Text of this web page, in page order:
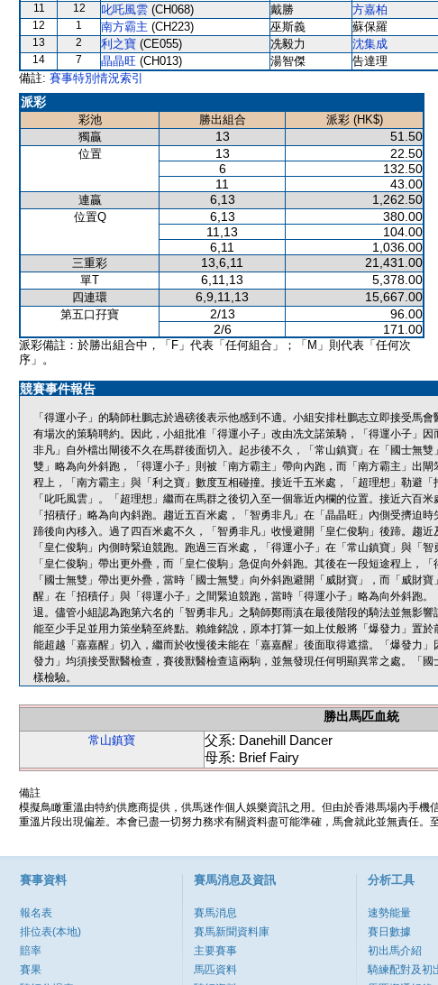
11
12 叱吒風雲 (CH068) 戴勝 方嘉柏
12
1 南方霸主 (CH223) 巫斯義 蘇保羅
13
2 利之寶 (CE055) 冼毅力 沈集成
14
7 晶晶旺 (CH013) 湯智傑 告達理
備註: 賽事特別情況索引
派彩
彩池 勝出組合
派彩 (HK$)
獨贏
13 51.50
位置 13
22.50
6
132.50
11
43.00
連贏 6,13 1,262.50
位置Q 6,13
380.00
11,13
104.00
6,11
1,036.00
三重彩 13,6,11 21,431.00
單T 6,11,13 5,378.00
四連環 6,9,11,13 15,667.00
第五口孖寶 2/13
96.00
2/6
171.00
派彩備註：於勝出組合中，「F」代表「任何組合」；「M」則代表「任何次
序」。
競賽事件報告
「得運小子」的騎師杜鵬志於過磅後表示他感到不適。小組安排杜鵬志立即接受馬
有場次的策騎聘約。因此，小組批准「得運小子」改由冼文諾策騎，「得運小子」
非凡」自外檔出閘後不久在馬群後面切入。起步後不久，「常山鎮寶」在「國士無
雙」略為向外斜跑，「得運小子」則被「南方霸主」帶向內跑，而「南方霸主」出
程上，「南方霸主」與「利之寶」數度互相碰撞。接近千五米處，「超理想」勒避
「叱吒風雲」。「超理想」繼而在馬群之後切入至一個靠近內欄的位置。接近六百
「招積仔」略為向內斜跑。趨近五百米處，「智勇非凡」在「晶晶旺」內側受擠迫
蹄後向內移入。過了四百米處不久，「智勇非凡」收慢避開「皇仁俊駒」後蹄。趨
「皇仁俊駒」內側時緊迫競跑。跑過三百米處，「得運小子」在「常山鎮寶」與「
「皇仁俊駒」帶出更外疊，而「皇仁俊駒」急促向外斜跑。其後在一段短途程上，
「國士無雙」帶出更外疊，當時「國士無雙」向外斜跑避開「威財寶」，而「威財
醒」在「招積仔」與「得運小子」之間緊迫競跑，當時「得運小子」略為向外斜跑
退。儘管小組認為跑第六名的「智勇非凡」之騎師鄭雨滇在最後階段的騎法並無影
能至少手足並用力策坐騎至終點。賴維銘說，原本打算一如上仗般將「爆發力」置
能超越「嘉嘉醒」切入，繼而於收慢後未能在「嘉嘉醒」後面取得遮擋。「爆發力
發力」均須接受獸醫檢查，賽後獸醫檢查這兩駒，並無發現任何明顯異常之處。「
樣檢驗。
勝出馬匹血統
常山鎮寶
父系: Danehill Dancer
母系: Brief Fairy
備註
模擬鳥瞰重溫由特約供應商提供，供馬迷作個人娛樂資訊之用。但由於香港馬場內手
重溫片段出現偏差。本會已盡一切努力務求有關資料盡可能準確，馬會就此並無責任。
賽事資料
報名表
排位表(本地)
賠率
賽果
賽馬消息及資訊
賽馬消息
賽馬新聞資料庫
主要賽事
馬匹資料
分析工具
速勢能量
賽日數據
初出馬介紹
騎練配對及初